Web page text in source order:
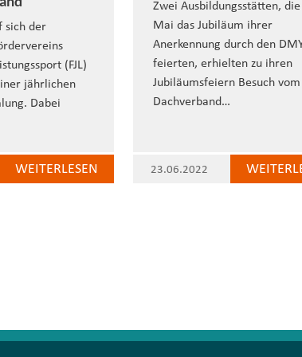
sich der
(FJL)
jährlichen
Dabei
WEITERLESEN
Zwei Ausbildungsstätten,
Mai das Jubiläum ihrer
Anerkennung durch den
feierten, erhielten zu ihren
Jubiläumsfeiern Besuch vom
Dachverband…
23.06.2022